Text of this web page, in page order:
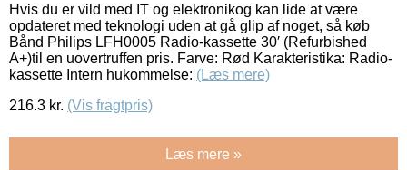
Hvis du er vild med IT og elektronikog kan lide at være
opdateret med teknologi uden at gå glip af noget, så køb
Bånd Philips LFH0005 Radio-kassette 30′ (Refurbished
A+)til en uovertruffen pris. Farve: Rød Karakteristika: Radio-
kassette Intern hukommelse: (Læs mere)
216.3 kr. (Vis fragtpris)
Læs mere »